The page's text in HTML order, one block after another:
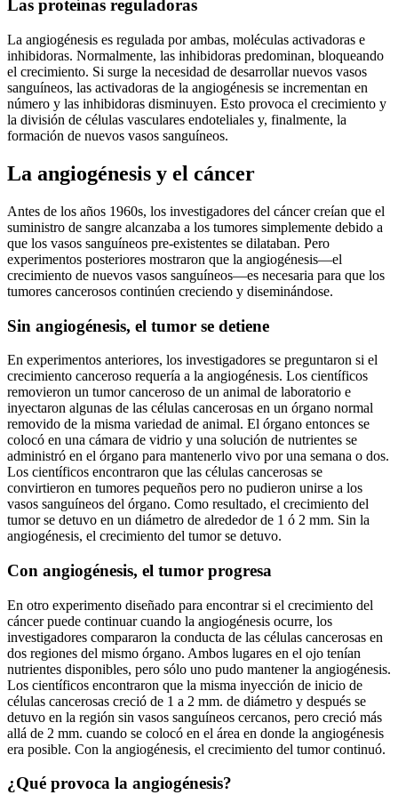
Las proteínas reguladoras
La angiogénesis es regulada por ambas, moléculas activadoras e
inhibidoras. Normalmente, las inhibidoras predominan, bloqueando
el crecimiento. Si surge la necesidad de desarrollar nuevos vasos
sanguíneos, las activadoras de la angiogénesis se incrementan en
número y las inhibidoras disminuyen. Esto provoca el crecimiento y
la división de células vasculares endoteliales y, finalmente, la
formación de nuevos vasos sanguíneos.
La angiogénesis y el cáncer
Antes de los años 1960s, los investigadores del cáncer creían que el
suministro de sangre alcanzaba a los tumores simplemente debido a
que los vasos sanguíneos pre-existentes se dilataban. Pero
experimentos posteriores mostraron que la angiogénesis—el
crecimiento de nuevos vasos sanguíneos—es necesaria para que los
tumores cancerosos continúen creciendo y diseminándose.
Sin angiogénesis, el tumor se detiene
En experimentos anteriores, los investigadores se preguntaron si el
crecimiento canceroso requería a la angiogénesis. Los científicos
removieron un tumor canceroso de un animal de laboratorio e
inyectaron algunas de las células cancerosas en un órgano normal
removido de la misma variedad de animal. El órgano entonces se
colocó en una cámara de vidrio y una solución de nutrientes se
administró en el órgano para mantenerlo vivo por una semana o dos.
Los científicos encontraron que las células cancerosas se
convirtieron en tumores pequeños pero no pudieron unirse a los
vasos sanguíneos del órgano. Como resultado, el crecimiento del
tumor se detuvo en un diámetro de alrededor de 1 ó 2 mm. Sin la
angiogénesis, el crecimiento del tumor se detuvo.
Con angiogénesis, el tumor progresa
En otro experimento diseñado para encontrar si el crecimiento del
cáncer puede continuar cuando la angiogénesis ocurre, los
investigadores compararon la conducta de las células cancerosas en
dos regiones del mismo órgano. Ambos lugares en el ojo tenían
nutrientes disponibles, pero sólo uno pudo mantener la angiogénesis.
Los científicos encontraron que la misma inyección de inicio de
células cancerosas creció de 1 a 2 mm. de diámetro y después se
detuvo en la región sin vasos sanguíneos cercanos, pero creció más
allá de 2 mm. cuando se colocó en el área en donde la angiogénesis
era posible. Con la angiogénesis, el crecimiento del tumor continuó.
¿Qué provoca la angiogénesis?